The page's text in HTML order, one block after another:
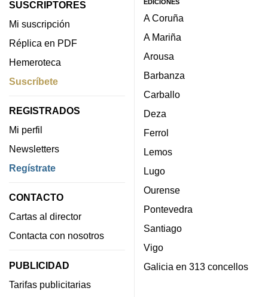
SUSCRIPTORES
Mi suscripción
Réplica en PDF
Hemeroteca
Suscríbete
REGISTRADOS
Mi perfil
Newsletters
Regístrate
CONTACTO
Cartas al director
Contacta con nosotros
PUBLICIDAD
Tarifas publicitarias
EDICIONES
A Coruña
A Mariña
Arousa
Barbanza
Carballo
Deza
Ferrol
Lemos
Lugo
Ourense
Pontevedra
Santiago
Vigo
Galicia en 313 concellos